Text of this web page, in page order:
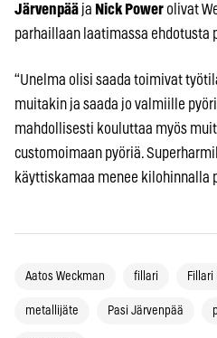
Järvenpää ja Nick Power olivat
parhaillaan laatimassa ehdotusta
“Unelma olisi saada toimivat
muitakin ja saada jo valmiille
mahdollisesti kouluttaa myös
customoimaan pyöriä.
käyttiskamaa menee kilohinnalla
Aatos Weckman fillari Fillari
metallijäte Pasi Järvenpää